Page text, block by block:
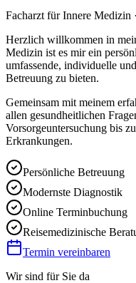
Facharzt für Innere Medizin
Herzlich willkommen in
Medizin ist es mir ein
umfassende, individuelle
Betreuung zu bieten.
Gemeinsam mit meinem
allen gesundheitlichen
Vorsorgeuntersuchung bis
Erkrankungen.
Persönliche Betreuung
Modernste Diagnostik
Online Terminbuchung
Reisemedizinische
Termin vereinbaren
Wir sind für Sie da